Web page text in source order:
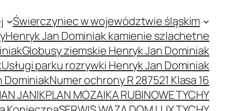
Świerczyniec w województwie śląskim
Henryk Jan Dominiak kamienie szlachetne
Globusy ziemskie Henryk Jan Dominiak
Usługi parku rozrywki Henryk Jan Dominiak
DominiakNumer ochrony R 287521 Klasa 16
JANIKPLAN MOZAIKA RUBINOWE TYCHY